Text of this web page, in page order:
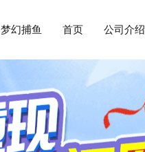
梦幻捕鱼 首页 公司介绍